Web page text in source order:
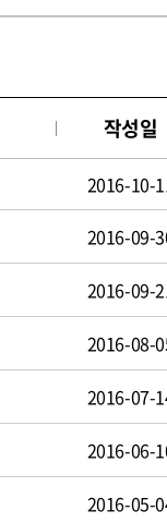
작성일
2016-10-
2016-09-
2016-09-
2016-08-
2016-07-
2016-06-
2016-05-